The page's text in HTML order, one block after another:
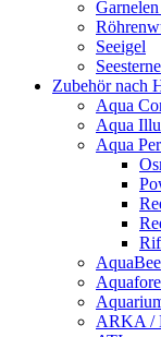
Seeigel
Seesterne
Zubehör nach
Aqua
Aqua
Aqua
AquaBee
ARKA /